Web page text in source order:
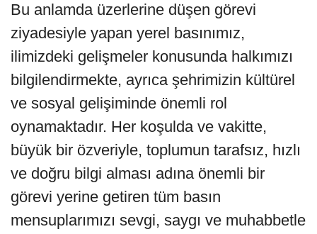
Bu anlamda üzerlerine düşen görevi
ziyadesiyle yapan yerel basınımız,
ilimizdeki gelişmeler konusunda halkımızı
bilgilendirmekte, ayrıca şehrimizin kültürel
ve sosyal gelişiminde önemli rol
oynamaktadır. Her koşulda ve vakitte,
büyük bir özveriyle, toplumun tarafsız, hızlı
ve doğru bilgi alması adına önemli bir
görevi yerine getiren tüm basın
mensuplarımızı sevgi, saygı ve muhabbetle